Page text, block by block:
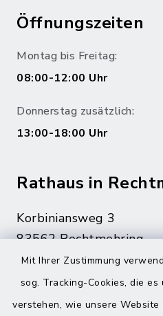
Mit Ihrer Zustimmung
sog. Tracking-Cookies, die
verstehen, wie unsere
Öffnungszeiten
Montag bis Freitag:
08:00-12:00 Uhr
Donnerstag zusätzlich:
13:00-18:00 Uhr
Rathaus in
Korbiniansweg 3
83562 Rechtmehring
08076 499
08076 8595
poststelle@vg-